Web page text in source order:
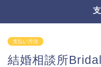
支払い方法
結婚相談所